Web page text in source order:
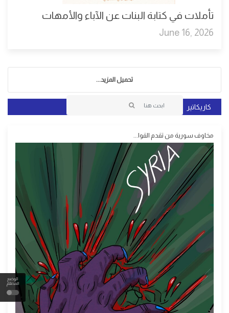
الوضع
المظلم
تأملات في كتابة البنات عن الآباء والأمهات
June 16, 2026
تحميل المزيد...
كاريكاتير
مخاوف سورية من تقدم القوا...